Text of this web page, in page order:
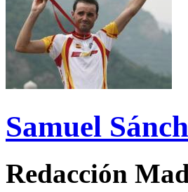
Samuel
Redacción